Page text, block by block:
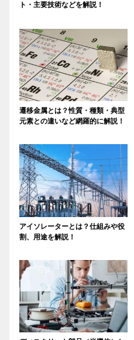
ト・主要技術などを解説！
遷移金属とは？性質・種類・典型
元素との違いなど網羅的に解説！
アイソレーターとは？仕組みや役
割、用途を解説！